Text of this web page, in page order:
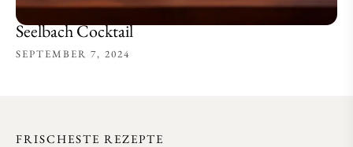
Seelbach Cocktail
SEPTEMBER 7, 2024
FRISCHESTE REZEPTE